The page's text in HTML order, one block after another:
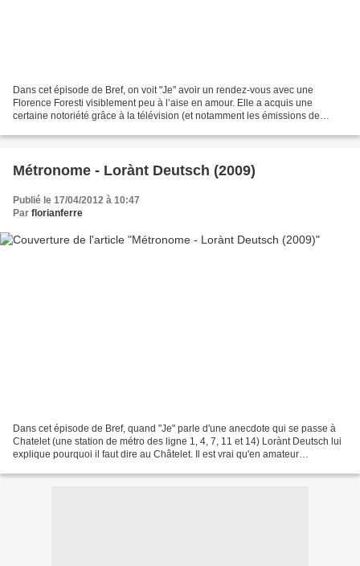
Dans cet épisode de Bref, on voit "Je" avoir un rendez-vous avec une
Florence Foresti visiblement peu à l’aise en amour. Elle a acquis une
certaine notoriété grâce à la télévision (et notamment les émissions de
Métronome - Lorànt Deutsch (2009)
Publié le 17/04/2012 à 10:47
Par florianferre
Dans cet épisode de Bref, quand "Je" parle d'une anecdote qui se passe à
Chatelet (une station de métro des ligne 1, 4, 7, 11 et 14) Lorànt Deutsch lui
explique pourquoi il faut dire au Châtelet. Il est vrai qu'en amateur